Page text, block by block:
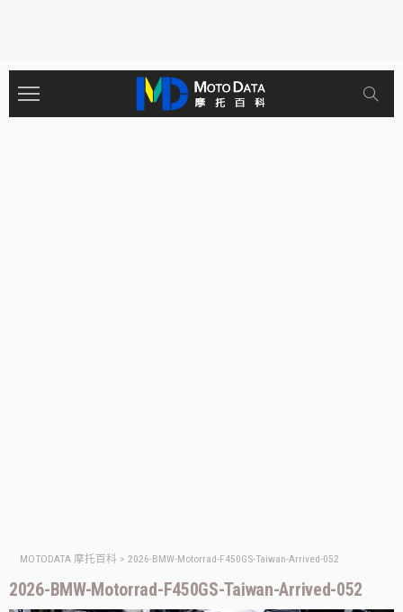
MOTODATA 摩托百科 > 2026-BMW-Motorrad-F450GS-Taiwan-Arrived-052
2026-BMW-Motorrad-F450GS-Taiwan-Arrived-052